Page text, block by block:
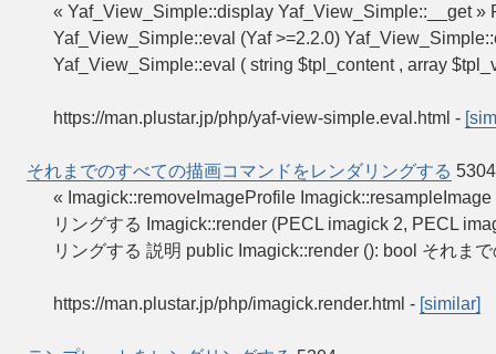
« Yaf_View_Simple::display Yaf_View_Simple::__get
Yaf_View_Simple::eval (Yaf >=2.2.0)
Yaf_View_Simple::eval ( string $tpl_content , array
https://man.plustar.jp/php/yaf-view-simple.eval.html -
それまでのすべての描画コマンドをレンダリングする 5304
« Imagick::removeImageProfile
リングする Imagick::render (PECL imagick 2, PECL
リングする 説明 public Imagick::render (): bool それま
https://man.plustar.jp/php/imagick.render.html - [similar]